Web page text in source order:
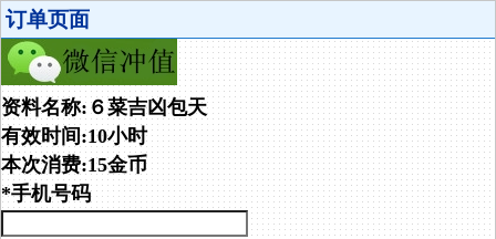
订单页面
资料名称:６菜吉凶包天
有效时间:10小时
本次消费:15金币
*手机号码